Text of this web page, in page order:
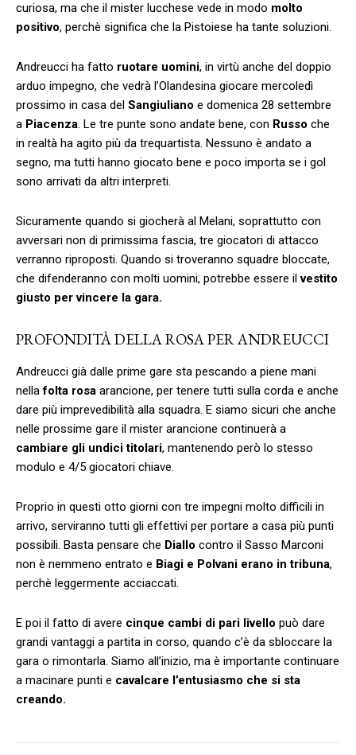
curiosa, ma che il mister lucchese vede in modo molto
positivo, perchè significa che la Pistoiese ha tante soluzioni.
Andreucci ha fatto ruotare uomini, in virtù anche del doppio
arduo impegno, che vedrà l’Olandesina giocare mercoledì
prossimo in casa del Sangiuliano e domenica 28 settembre
a Piacenza. Le tre punte sono andate bene, con Russo che
in realtà ha agito più da trequartista. Nessuno è andato a
segno, ma tutti hanno giocato bene e poco importa se i gol
sono arrivati da altri interpreti.
Sicuramente quando si giocherà al Melani, soprattutto con
avversari non di primissima fascia, tre giocatori di attacco
verranno riproposti. Quando si troveranno squadre bloccate,
che difenderanno con molti uomini, potrebbe essere ilvestito
giusto per vincere la gara.
PROFONDITÀ DELLA ROSA PER ANDREUCCI
Andreucci già dalle prime gare sta pescando a piene mani
nellafolta rosa arancione, per tenere tutti sulla corda e anche
dare più imprevedibilità alla squadra. E siamo sicuri che anche
nelle prossime gare il mister arancione continuerà a
cambiare gli undici titolari, mantenendo però lo stesso
modulo e 4/5 giocatori chiave.
Proprio in questi otto giorni con tre impegni molto difficili in
arrivo, serviranno tutti gli effettivi per portare a casa più punti
possibili. Basta pensare che Diallo contro il Sasso Marconi
non è nemmeno entrato e Biagi e Polvani erano in tribuna,
perchè leggermente acciaccati.
E poi il fatto di avere cinque cambi di pari livello può dare
grandi vantaggi a partita in corso, quando c’è da sbloccare la
gara o rimontarla. Siamo all’inizio, ma è importante continuare
a macinare punti e cavalcare l’entusiasmo che si sta
creando.